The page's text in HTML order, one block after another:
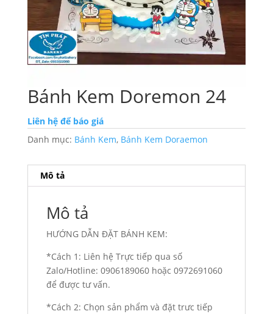
Bánh Kem Doremon 24
Liên hệ để báo giá
Danh mục: Bánh Kem, Bánh Kem Doraemon
Mô tả
Mô tả
HƯỚNG DẪN ĐẶT BÁNH KEM:
*Cách 1: Liên hệ Trực tiếp qua số
Zalo/Hotline: 0906189060 hoặc 0972691060
để được tư vấn.
*Cách 2: Chọn sản phẩm và đặt trưc tiếp